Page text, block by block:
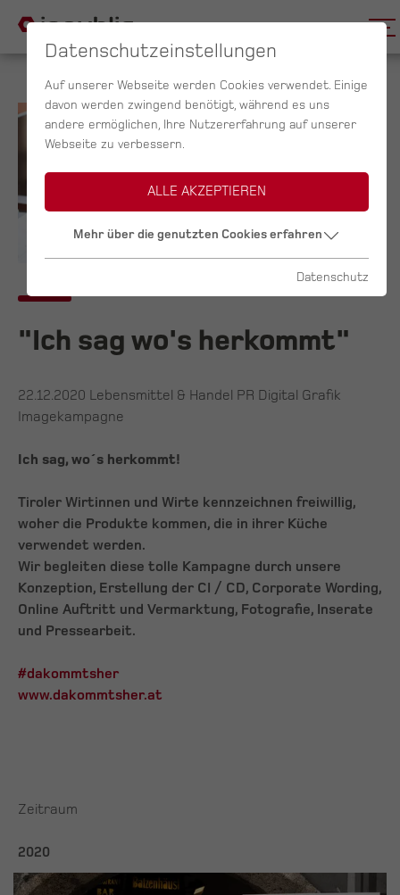
"Ich sag wo's herkommt"
22.12.2020 Lebensmittel & Handel PR Digital Grafik
Imagekampagne
Ich sag, wo´s herkommt!
Tiroler Wirtinnen und Wirte kennzeichnen freiwillig,
woher die Produkte kommen, die in ihrer Küche
verwendet werden.
Wir begleiten diese tolle Kampagne durch unsere
Konzeption, Erstellung der CI / CD, Corporate Wording,
Online Auftritt und Vermarktung, Fotografie, Inserate
und Pressearbeit.
#dakommtsher
www.dakommtsher.at
Zeitraum
2020
Datenschutzeinstellungen
Auf unserer Webseite werden Cookies verwendet. Einige
davon werden zwingend benötigt, während es uns
andere ermöglichen, Ihre Nutzererfahrung auf unserer
Webseite zu verbessern.
ALLE AKZEPTIEREN
Mehr über die genutzten Cookies erfahren
Datenschutz